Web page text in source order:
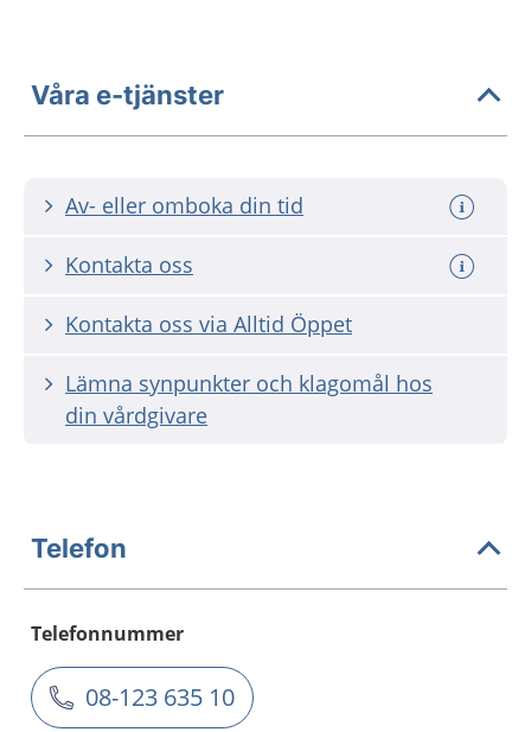
Våra e-tjänster
Av- eller omboka din tid
Kontakta oss
Kontakta oss via Alltid Öppet
Lämna synpunkter och klagomål hos
din vårdgivare
Telefon
Telefonnummer
08-123 635 10